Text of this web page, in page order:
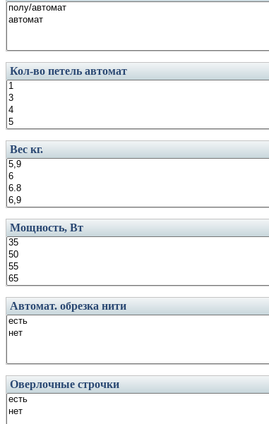
Кол-во петель автомат
Вес кг.
Мощность, Вт
Автомат. обрезка нити
Оверлочные строчки